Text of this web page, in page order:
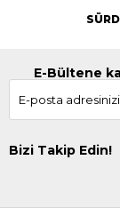
E-Bültene
Bizi Takip Edin!